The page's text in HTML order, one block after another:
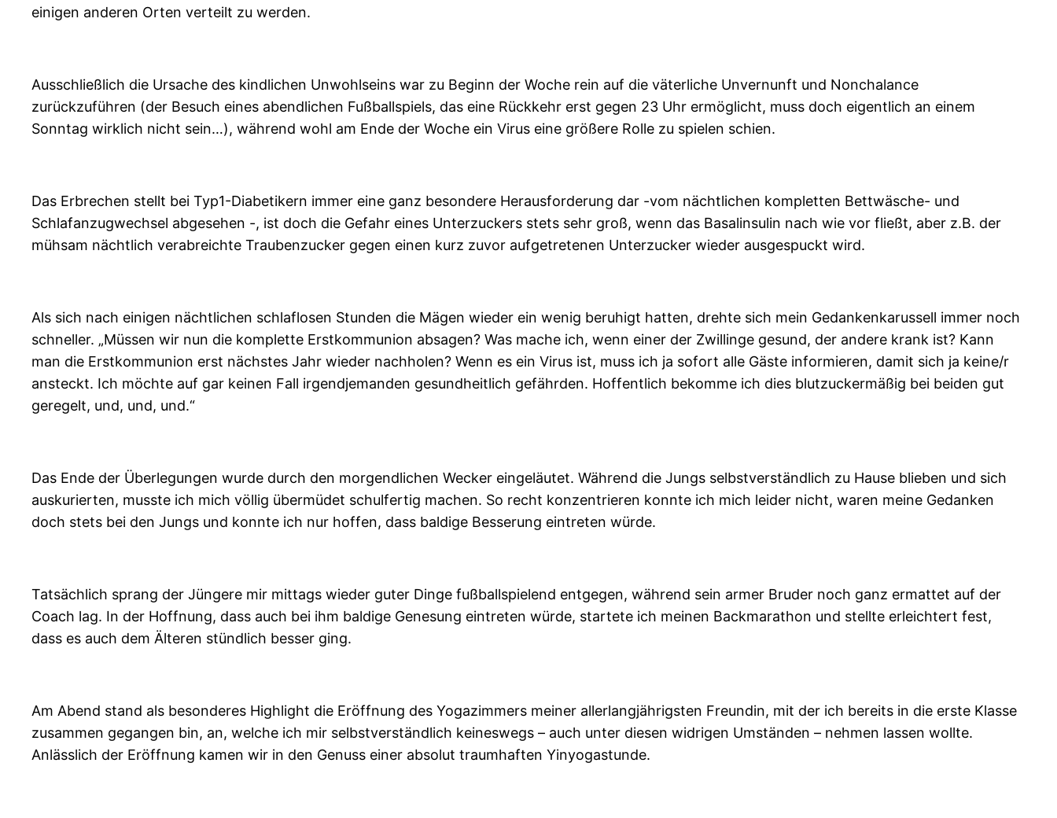
einigen anderen Orten verteilt zu werden.
Ausschließlich die Ursache des kindlichen Unwohlseins war zu Beginn der Woche rein auf die väterliche Unvernunft und Nonchalance
zurückzuführen (der Besuch eines abendlichen Fußballspiels, das eine Rückkehr erst gegen 23 Uhr ermöglicht, muss doch eigentlich an einem
Sonntag wirklich nicht sein…), während wohl am Ende der Woche ein Virus eine größere Rolle zu spielen schien.
Das Erbrechen stellt bei Typ1-Diabetikern immer eine ganz besondere Herausforderung dar -vom nächtlichen kompletten Bettwäsche- und
Schlafanzugwechsel abgesehen -, ist doch die Gefahr eines Unterzuckers stets sehr groß, wenn das Basalinsulin nach wie vor fließt, aber z.B. der
mühsam nächtlich verabreichte Traubenzucker gegen einen kurz zuvor aufgetretenen Unterzucker wieder ausgespuckt wird.
Als sich nach einigen nächtlichen schlaflosen Stunden die Mägen wieder ein wenig beruhigt hatten, drehte sich mein Gedankenkarussell immer noch
schneller. „Müssen wir nun die komplette Erstkommunion absagen? Was mache ich, wenn einer der Zwillinge gesund, der andere krank ist? Kann
man die Erstkommunion erst nächstes Jahr wieder nachholen? Wenn es ein Virus ist, muss ich ja sofort alle Gäste informieren, damit sich ja keine/r
ansteckt. Ich möchte auf gar keinen Fall irgendjemanden gesundheitlich gefährden. Hoffentlich bekomme ich dies blutzuckermäßig bei beiden gut
geregelt, und, und, und.“
Das Ende der Überlegungen wurde durch den morgendlichen Wecker eingeläutet. Während die Jungs selbstverständlich zu Hause blieben und sich
auskurierten, musste ich mich völlig übermüdet schulfertig machen. So recht konzentrieren konnte ich mich leider nicht, waren meine Gedanken
doch stets bei den Jungs und konnte ich nur hoffen, dass baldige Besserung eintreten würde.
Tatsächlich sprang der Jüngere mir mittags wieder guter Dinge fußballspielend entgegen, während sein armer Bruder noch ganz ermattet auf der
Coach lag. In der Hoffnung, dass auch bei ihm baldige Genesung eintreten würde, startete ich meinen Backmarathon und stellte erleichtert fest,
dass es auch dem Älteren stündlich besser ging.
Am Abend stand als besonderes Highlight die Eröffnung des Yogazimmers meiner allerlangjährigsten Freundin, mit der ich bereits in die erste Klasse
zusammen gegangen bin, an, welche ich mir selbstverständlich keineswegs – auch unter diesen widrigen Umständen – nehmen lassen wollte.
Anlässlich der Eröffnung kamen wir in den Genuss einer absolut traumhaften Yinyogastunde.